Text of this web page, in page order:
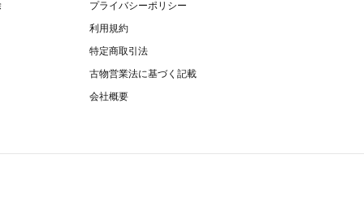
プライバシーポリシー
利用規約
特定商取引法
古物営業法に基づく記載
会社概要